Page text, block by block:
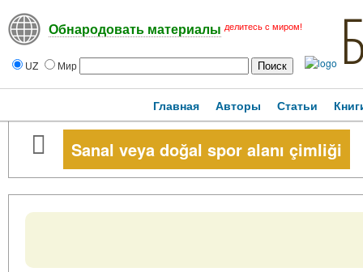
Обнародовать материалы делитесь с миром!
UZ Мир
Главная Авторы Статьи
Sanal veya doğal spor alanı çimliği